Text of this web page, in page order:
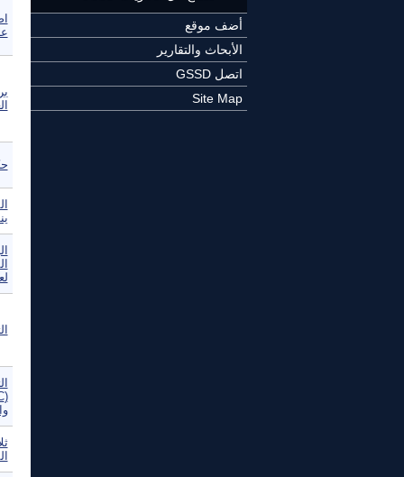
أضف موقع
الأبحاث والتقارير
اتصل GSSD
Site Map